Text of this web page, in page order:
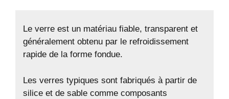
Le verre est un matériau fiable, transparent et
généralement obtenu par le refroidissement
rapide de la forme fondue.
Les verres typiques sont fabriqués à partir de
silice et de sable comme composants